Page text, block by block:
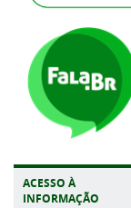
ACESSO À
INFORMAÇÃO